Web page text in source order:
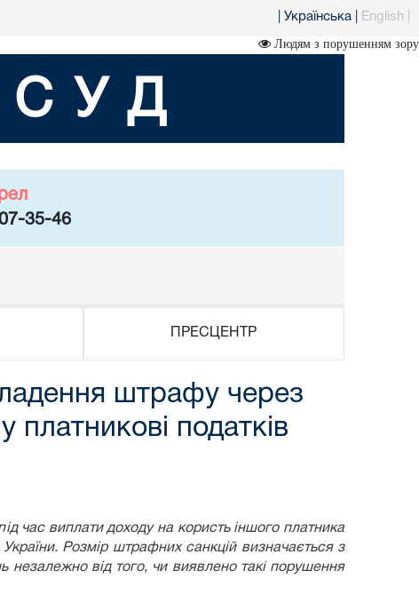
Українська English
Людям з порушенням зору
35-46
ПРЕСЦЕНТР
штрафу через
податків
час виплати доходу на користь іншого платника
Розмір штрафних санкцій визначається з
незалежно від того, чи виявлено такі порушення